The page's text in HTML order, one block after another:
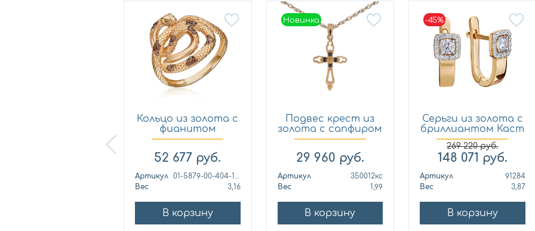
Кольцо из золота с
фианитом
Платина 0...
52 677 руб.
Артикул
01-5879-00-404-1110
Вес
3,16
В корзину
Новинка
Новинка
Подвес крест из
золота с сапфиром
Кло...
29 960 руб.
Артикул
350012кс
Вес
1,99
В корзину
-45%
Серьги из золота с
бриллиантом Каст
ю...
269 220руб.
148 071 руб.
Артикул
91284
Вес
3,87
В корзину